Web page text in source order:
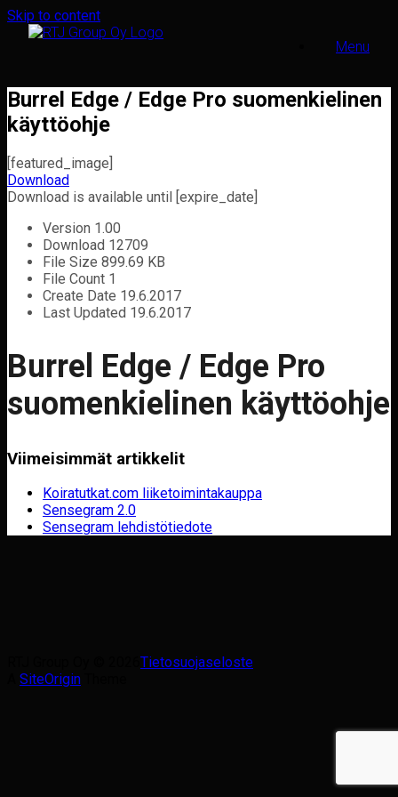
Skip to content
Menu
Burrel Edge / Edge Pro suomenkielinen
käyttöohje
[featured_image]
Download
Download is available until [expire_date]
Version 1.00
Download 12709
File Size 899.69 KB
File Count 1
Create Date 19.6.2017
Last Updated 19.6.2017
Burrel Edge / Edge Pro
suomenkielinen käyttöohje
Viimeisimmät artikkelit
Koiratutkat.com liiketoimintakauppa
Sensegram 2.0
Sensegram lehdistötiedote
Tietosuojaseloste
SiteOrigin